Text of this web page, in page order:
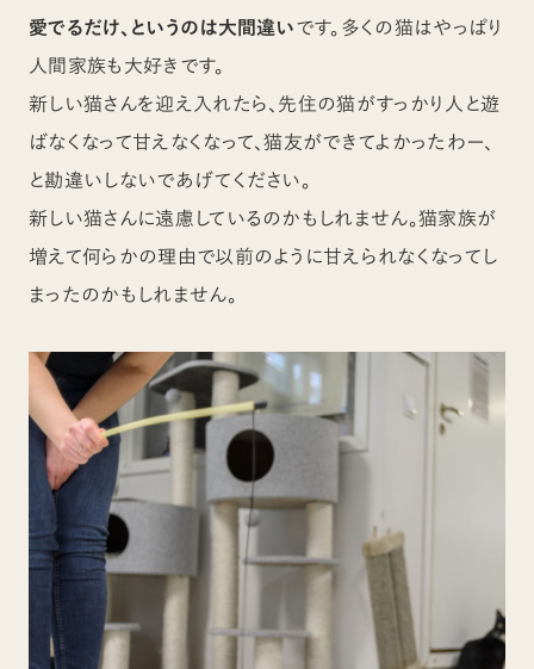
愛でるだけ、というのは大間違いです。多くの猫はやっぱり
人間家族も大好きです。
新しい猫さんを迎え入れたら、先住の猫がすっかり人と遊
ばなくなって甘えなくなって、猫友ができてよかったわー、
と勘違いしないであげてください。
新しい猫さんに遠慮しているのかもしれません。猫家族が
増えて何らかの理由で以前のように甘えられなくなってし
まったのかもしれません。